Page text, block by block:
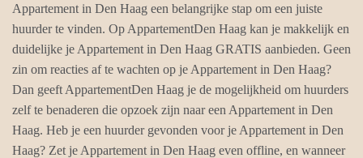
Appartement in Den Haag een belangrijke stap om een juiste
huurder te vinden. Op AppartementDen Haag kan je makkelijk en
duidelijke je Appartement in Den Haag GRATIS aanbieden. Geen
zin om reacties af te wachten op je Appartement in Den Haag?
Dan geeft AppartementDen Haag je de mogelijkheid om huurders
zelf te benaderen die opzoek zijn naar een Appartement in Den
Haag. Heb je een huurder gevonden voor je Appartement in Den
Haag? Zet je Appartement in Den Haag even offline, en wanneer